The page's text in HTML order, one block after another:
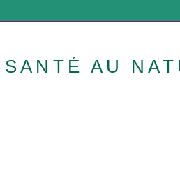
AU